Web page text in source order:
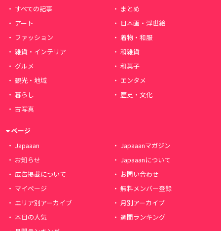
すべての記事
まとめ
アート
日本画・浮世絵
ファッション
着物・和服
雑貨・インテリア
和雑貨
グルメ
和菓子
観光・地域
エンタメ
暮らし
歴史・文化
古写真
ページ
Japaaan
Japaaanマガジン
お知らせ
Japaaanについて
広告掲載について
お問い合わせ
マイページ
無料メンバー登録
エリア別アーカイブ
月別アーカイブ
本日の人気
週間ランキング